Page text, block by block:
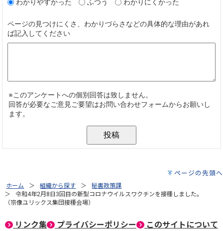
ページの先頭へ
ホーム 組織から探す
秘書政策課
令和4年2月8日3回目の新型コロナウイルスワクチンを接種しました。
（宗像ユリックス集団接種会場）
リンク集 プライバシーポリシー
このサイトについて